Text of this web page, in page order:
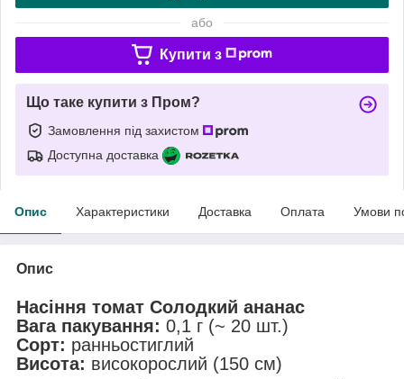
або
Купити з
Що таке купити з Пром?
Замовлення під захистом
Доступна доставка
Опис Характеристики Доставка Оплата Умови
Опис
Насіння томат Солодкий ананас
Вага пакування: 0,1 г (~ 20 шт.)
Сорт: ранньостиглий
Висота: високорослий (150 см)